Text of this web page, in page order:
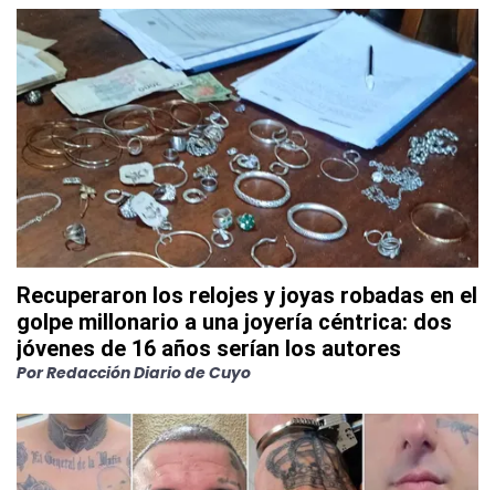
Recuperaron los relojes y joyas robadas en el
golpe millonario a una joyería céntrica: dos
jóvenes de 16 años serían los autores
PorRedacción Diario de Cuyo